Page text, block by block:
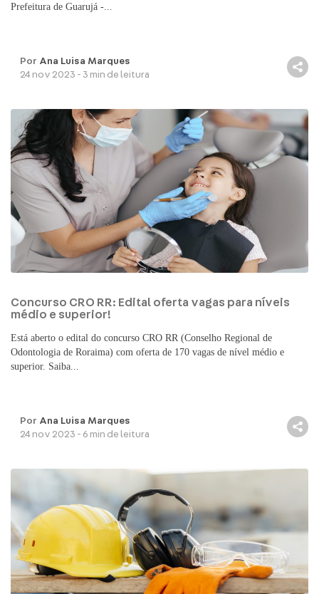
Prefeitura de Guarujá -...
Por Ana Luisa Marques
24 nov 2023 - 3 min de leitura
Concurso CRO RR: Edital oferta vagas para níveis
médio e superior!
Está aberto o edital do concurso CRO RR (Conselho Regional de
Odontologia de Roraima) com oferta de 170 vagas de nível médio e
superior. Saiba...
Por Ana Luisa Marques
24 nov 2023 - 6 min de leitura